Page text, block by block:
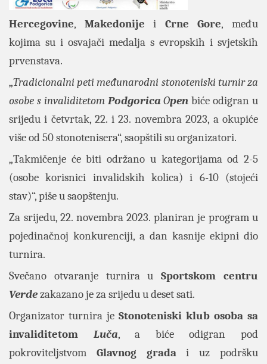
Hercegovine, Makedonije i Crne Gore, među
kojima su i osvajači medalja s evropskih i svjetskih
prvenstava.
„Tradicionalni peti međunarodni stonoteniski turnir za
osobe s invaliditetom Podgorica Open biće odigran u
srijedu i četvrtak, 22. i 23. novembra 2023, a okupiće
više od 50 stonotenisera“, saopštili su organizatori.
„Takmičenje će biti održano u kategorijama od 2-5
(osobe korisnici invalidskih kolica) i 6-10 (stojeći
stav)“, piše u saopštenju.
Za srijedu, 22. novembra 2023. planiran je program u
pojedinačnoj konkurenciji, a dan kasnije ekipni dio
turnira.
Svečano otvaranje turnira uSportskom centru
Verdezakazano je za srijedu u deset sati.
Organizator turnira je Stonoteniski klub osoba sa
invaliditetom Luča, a biće odigran pod
pokroviteljstvom Glavnog gradai uz podršku